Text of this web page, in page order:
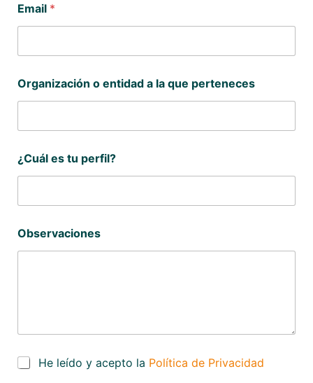
C
u
¿
C
u
l
Email *
Organización o entidad a la que perteneces
¿Cuál es tu perfil?
Observaciones
* He leído y acepto la Política de Privacidad